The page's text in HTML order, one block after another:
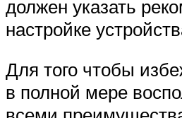
должен указать
настройке
Для того чтобы
в полной мере